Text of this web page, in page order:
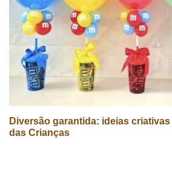
Diversão garantida: ideias
das Crianças